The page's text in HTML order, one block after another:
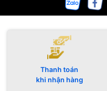
Thanh toán
khi nhận hàng